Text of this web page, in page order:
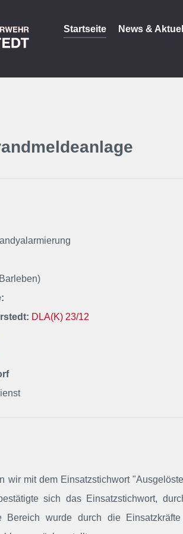
Startseite News &
DLA(K) 23/12
wir mit dem Einsatzstichwort
sich das Einsatzstichwort,
Bereich wurde durch die